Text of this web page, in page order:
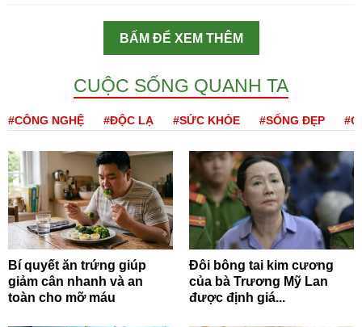
BẤM ĐỂ XEM THÊM
CUỘC SỐNG QUANH TA
#CÔNG NGHỆ #ĐỘC LẠ #SỨC KHỎE #SỐNG ĐẸP
Bí quyết ăn trứng giúp
giảm cân nhanh và an
toàn cho mỡ máu
Đôi bông tai kim cương
của bà Trương Mỹ Lan
được định giá...